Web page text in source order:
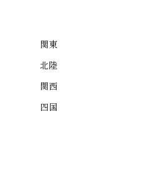
関東
北陸
関西
四国